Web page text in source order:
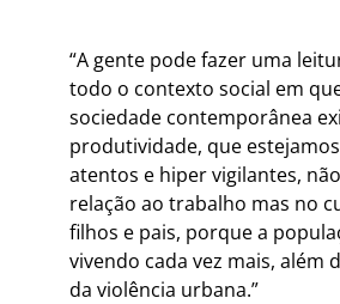
“A gente pode fazer uma
todo o contexto social em
sociedade contemporânea
produtividade, que
atentos e hiper vigilantes,
relação ao trabalho mas no
filhos e pais, porque a
vivendo cada vez mais, além
da violência urbana.”